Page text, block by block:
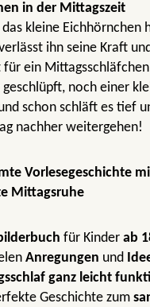
in der Mittagszeit
kleine Eichhörnchen
ihn seine Kraft
für ein
geschlüpft, noch einer
schon schläft es tief
nachher weitergehen!
Vorlesegeschichte
Mittagsruhe
für Kinder ab
Anregungen und
ganz leicht
Geschichte zum